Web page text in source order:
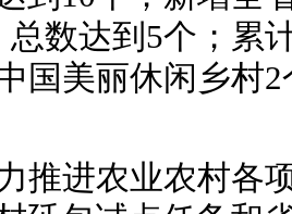
总数达到5个；累
国美丽休闲乡村
推进农业农村各